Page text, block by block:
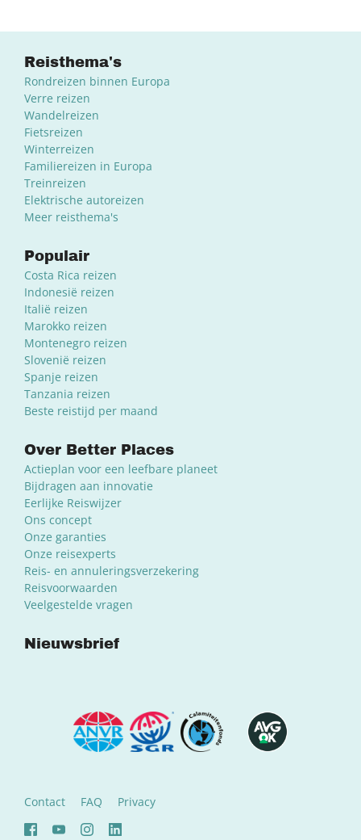
Reisthema's
Rondreizen binnen Europa
Verre reizen
Wandelreizen
Fietsreizen
Winterreizen
Familiereizen in Europa
Treinreizen
Elektrische autoreizen
Meer reisthema's
Populair
Costa Rica reizen
Indonesië reizen
Italië reizen
Marokko reizen
Montenegro reizen
Slovenië reizen
Spanje reizen
Tanzania reizen
Beste reistijd per maand
Over Better Places
Actieplan voor een leefbare planeet
Bijdragen aan innovatie
Eerlijke Reiswijzer
Ons concept
Onze garanties
Onze reisexperts
Reis- en annuleringsverzekering
Reisvoorwaarden
Veelgestelde vragen
Nieuwsbrief
Contact FAQ Privacy